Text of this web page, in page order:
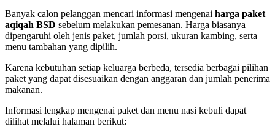
Banyak calon pelanggan mencari informasi mengenai harga paket
aqiqah BSD sebelum melakukan pemesanan. Harga biasanya
dipengaruhi oleh jenis paket, jumlah porsi, ukuran kambing, serta
menu tambahan yang dipilih.
Karena kebutuhan setiap keluarga berbeda, tersedia berbagai pilihan
paket yang dapat disesuaikan dengan anggaran dan jumlah penerima
makanan.
Informasi lengkap mengenai paket dan menu nasi kebuli dapat
dilihat melalui halaman berikut: